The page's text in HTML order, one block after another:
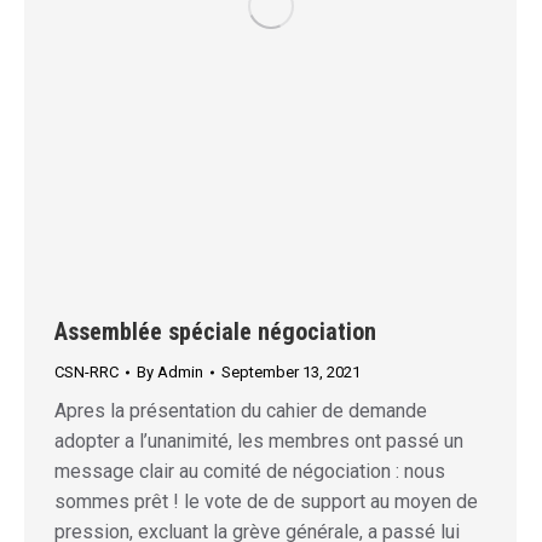
Assemblée spéciale négociation
CSN-RRC By Admin September 13, 2021
Apres la présentation du cahier de demande
adopter a l’unanimité, les membres ont passé un
message clair au comité de négociation : nous
sommes prêt ! le vote de de support au moyen de
pression, excluant la grève générale, a passé lui